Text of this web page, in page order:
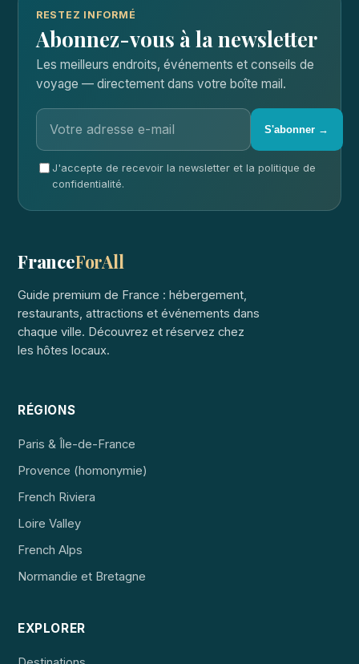
RESTEZ INFORMÉ
Abonnez-vous à la newsletter
Les meilleurs endroits, événements et conseils de
voyage — directement dans votre boîte mail.
S'abonner →
J'accepte de recevoir la newsletter et la politique de
confidentialité.
FranceForAll
Guide premium de France : hébergement,
restaurants, attractions et événements dans
chaque ville. Découvrez et réservez chez
les hôtes locaux.
RÉGIONS
Paris & Île-de-France
Provence (homonymie)
French Riviera
Loire Valley
French Alps
Normandie et Bretagne
EXPLORER